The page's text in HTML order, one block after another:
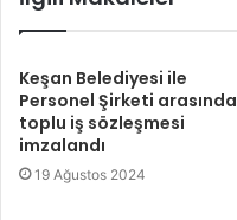
Keşan Belediyesi ile
Personel Şirketi arasında
toplu iş sözleşmesi
imzalandı
19 Ağustos 2024